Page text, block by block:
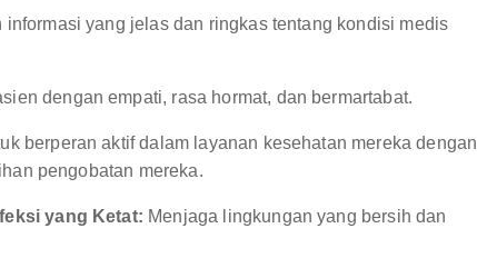
informasi yang jelas dan ringkas tentang kondisi medis
dengan empati, rasa hormat, dan bermartabat.
berperan aktif dalam layanan kesehatan mereka dengan
pengobatan mereka.
yang Ketat: Menjaga lingkungan yang bersih dan